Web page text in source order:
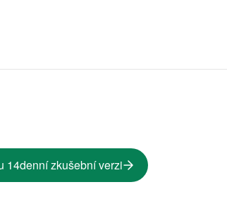
14denní zkušební verzi